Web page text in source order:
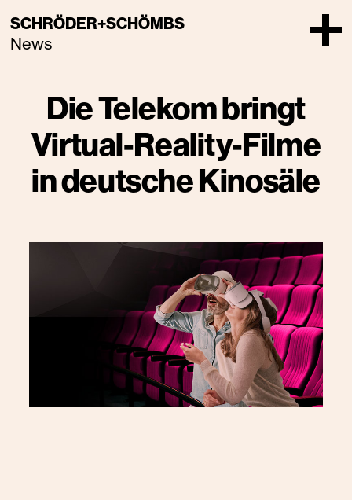
SCHRÖDER+SCHÖMBS
News
Die Telekom bringt
Virtual-Reality-Filme
in deutsche Kinosäle